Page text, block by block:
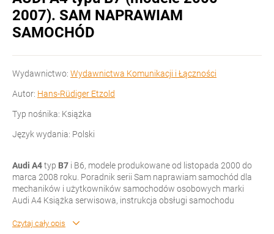
2007). SAM NAPRAWIAM
SAMOCHÓD
Wydawnictwo: Wydawnictwa Komunikacji i Łączności
Autor: Hans-Rüdiger Etzold
Typ nośnika: Książka
Język wydania: Polski
Audi A4typ B7 i B6, modele produkowane od listopada 2000 do
marca 2008 roku. Poradnik serii Sam naprawiam samochód dla
mechaników i użytkowników samochodów osobowych marki
Audi A4 Książka serwisowa, instrukcja obsługi samochodu
Czytaj cały opis